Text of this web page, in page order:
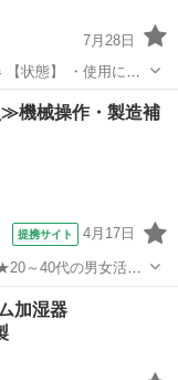
7月28日
ざいます ・詳細は現
でご了承...
機械操作・製造補
提携サイト 4月17日
～40代の男女活躍
費無料！赴任旅費会
！年間休日135日
加湿器